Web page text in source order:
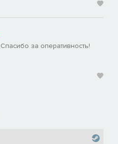
за оперативность!